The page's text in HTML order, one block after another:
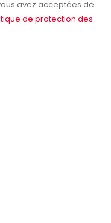
avez acceptées de
de protection des